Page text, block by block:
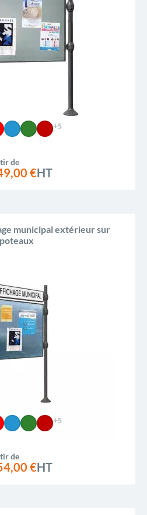
+5
de
€HT
municipal extérieur sur
poteaux
+5
de
€HT